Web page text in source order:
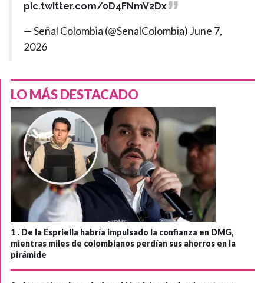
pic.twitter.com/0D4FNmV2Dx
— Señal Colombia (@SenalColombia) June 7,
2026
LO MÁS DESTACADO
1 . De la Espriella habría impulsado la confianza en DMG,
mientras miles de colombianos perdían sus ahorros en la
pirámide